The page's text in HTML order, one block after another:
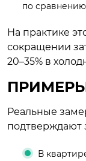
по
На практике
сокращении
20–35% в
Реальные
подтверждают
В